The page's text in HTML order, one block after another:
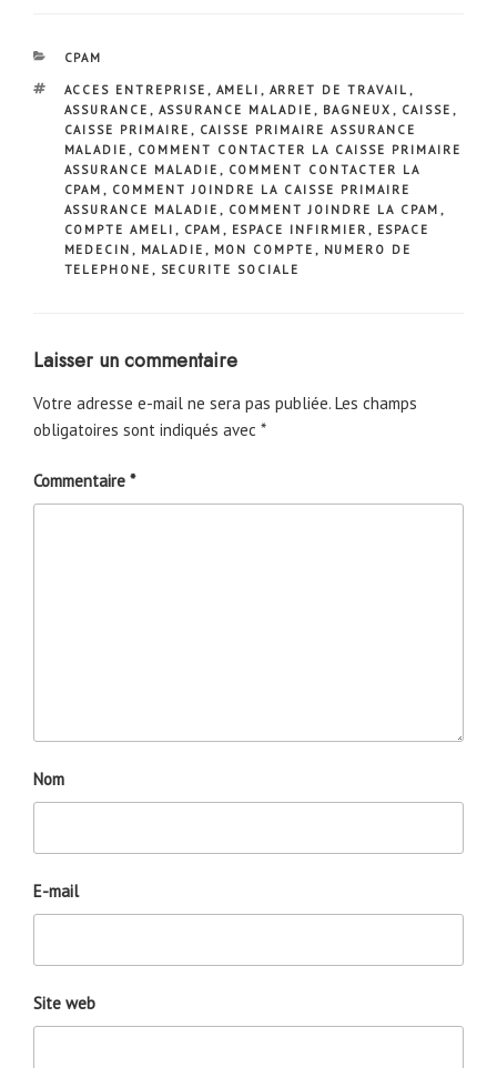
CATÉGORIES
CPAM
ÉTIQUETTES
ACCES ENTREPRISE , AMELI , ARRET DE TRAVAIL ,
ASSURANCE , ASSURANCE MALADIE , BAGNEUX , CAISSE ,
CAISSE PRIMAIRE , CAISSE PRIMAIRE ASSURANCE
MALADIE , COMMENT CONTACTER LA CAISSE PRIMAIRE
ASSURANCE MALADIE , COMMENT CONTACTER LA
CPAM , COMMENT JOINDRE LA CAISSE PRIMAIRE
ASSURANCE MALADIE , COMMENT JOINDRE LA CPAM ,
COMPTE AMELI , CPAM , ESPACE INFIRMIER , ESPACE
MEDECIN , MALADIE , MON COMPTE , NUMERO DE
TELEPHONE , SECURITE SOCIALE
Laisser un commentaire
Votre adresse e-mail ne sera pas publiée. Les champs
obligatoires sont indiqués avec *
Commentaire *
Nom
E-mail
Site web